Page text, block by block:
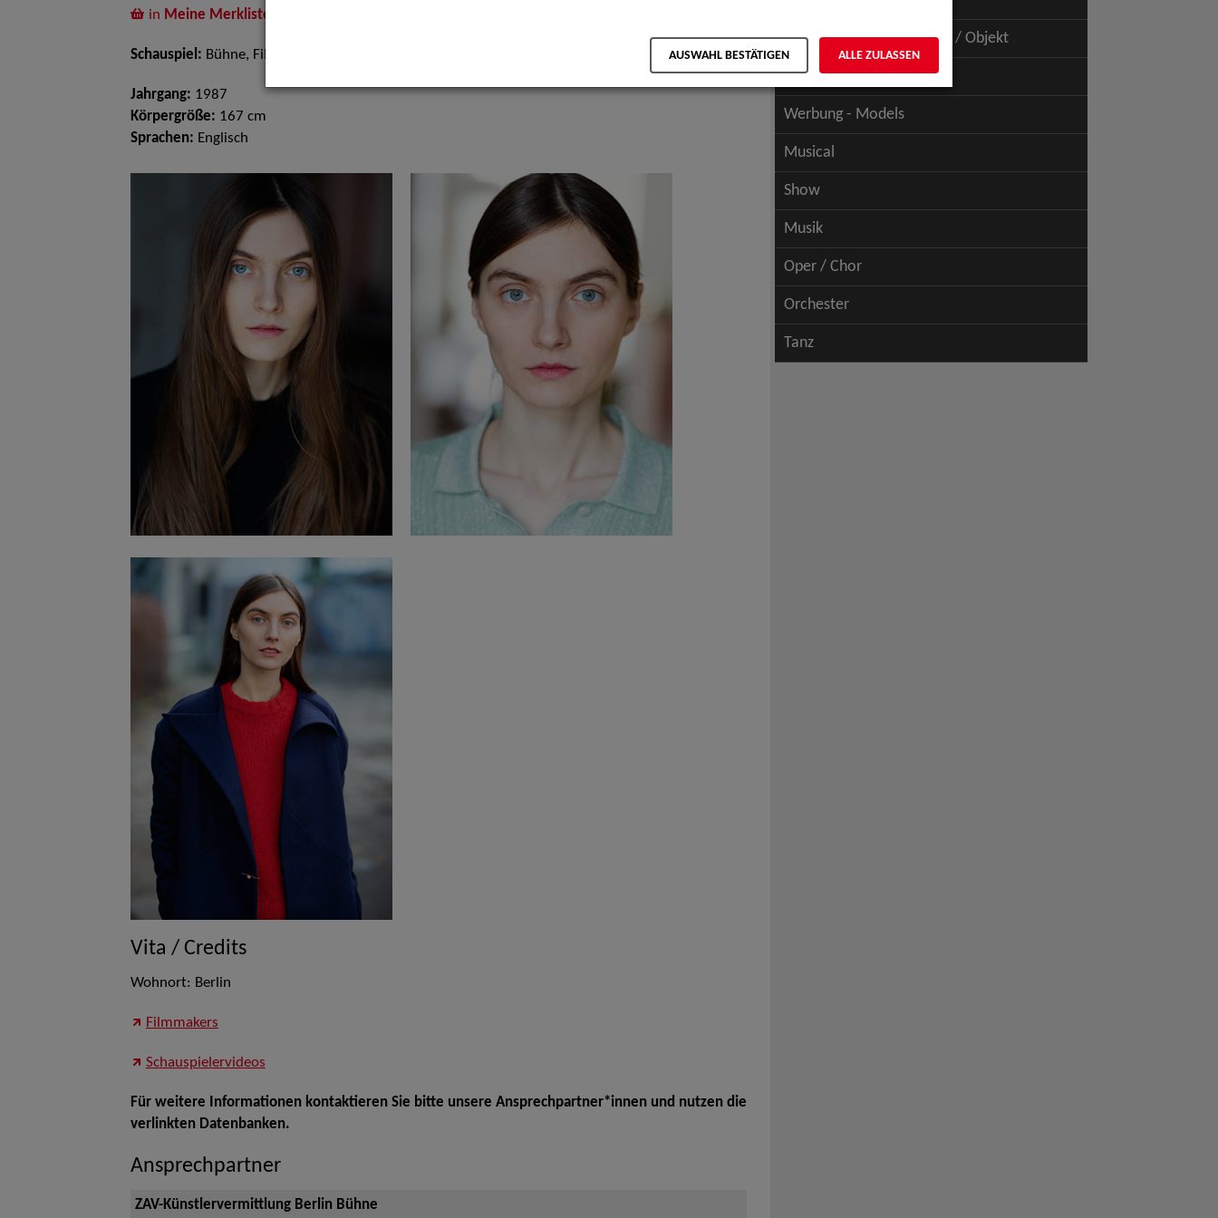
in Meine Merkliste
Schauspiel: Bühne, Film und TV
Jahrgang: 1987
Körpergröße: 167 cm
Sprachen: Englisch
Vita / Credits
Wohnort: Berlin
Filmmakers
Schauspielervideos
Für weitere Informationen kontaktieren Sie bitte unsere Ansprechpartner*innen und nutzen die
verlinkten Datenbanken.
Ansprechpartner
ZAV-Künstlervermittlung Berlin Bühne
Schauspiel - Figur / Puppe / Objekt
Werbung - Talents
Werbung - Models
Musical
Show
Musik
Oper / Chor
Orchester
Tanz
AUSWAHL BESTÄTIGEN ALLE ZULASSEN